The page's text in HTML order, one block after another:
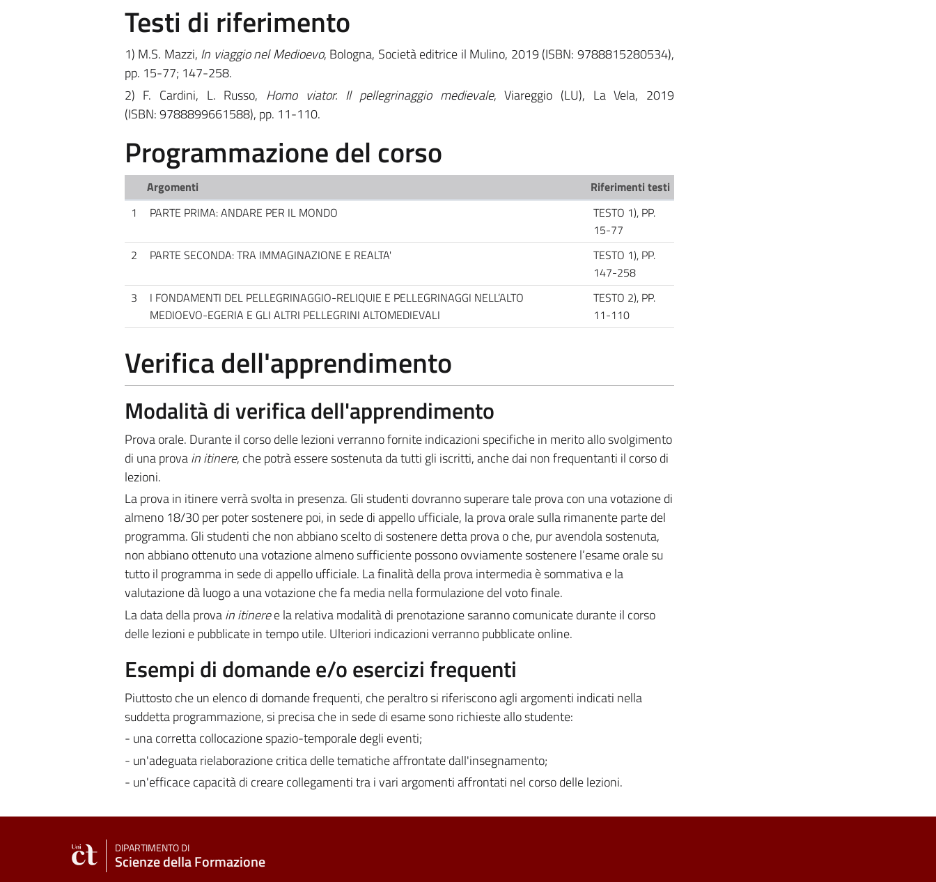
Testi di riferimento
1) M.S. Mazzi, In viaggio nel Medioevo, Bologna, Società editrice il Mulino, 2019 (ISBN: 9788815280534),
pp. 15-77; 147-258.
2) F. Cardini, L. Russo, Homo viator. Il pellegrinaggio medievale, Viareggio (LU), La Vela, 2019
(ISBN: 9788899661588), pp. 11-110.
Programmazione del corso
Argomenti
Riferimenti testi
1
PARTE PRIMA: ANDARE PER IL MONDO
TESTO 1), PP.
15-77
2
PARTE SECONDA: TRA IMMAGINAZIONE E REALTA'
TESTO 1), PP.
147-258
3
I FONDAMENTI DEL PELLEGRINAGGIO-RELIQUIE E PELLEGRINAGGI NELL’ALTO
MEDIOEVO-EGERIA E GLI ALTRI PELLEGRINI ALTOMEDIEVALI
TESTO 2), PP.
11-110
Verifica dell'apprendimento
Modalità di verifica dell'apprendimento
Prova orale. Durante il corso delle lezioni verranno fornite indicazioni specifiche in merito allo svolgimento
di una provain itinere, che potrà essere sostenuta da tutti gli iscritti, anche dai non frequentanti il corso di
lezioni.
La prova in itinere verrà svolta in presenza. Gli studenti dovranno superare tale prova con una votazione di
almeno 18/30 per poter sostenere poi, in sede di appello ufficiale, la prova orale sulla rimanente parte del
programma. Gli studenti che non abbiano scelto di sostenere detta prova o che, pur avendola sostenuta,
non abbiano ottenuto una votazione almeno sufficiente possono ovviamente sostenere l’esame orale su
tutto il programma in sede di appello ufficiale. La finalità della prova intermedia è sommativa e la
valutazione dà luogo a una votazione che fa media nella formulazione del voto finale.
La data della provain itineree la relativa modalità di prenotazione saranno comunicate durante il corso
delle lezioni e pubblicate in tempo utile. Ulteriori indicazioni verranno pubblicate online.
Esempi di domande e/o esercizi frequenti
Piuttosto che un elenco di domande frequenti, che peraltro si riferiscono agli argomenti indicati nella
suddetta programmazione, si precisa che in sede di esame sono richieste allo studente:
- una corretta collocazione spazio-temporale degli eventi;
- un'adeguata rielaborazione critica delle tematiche affrontate dall'insegnamento;
- un'efficace capacità di creare collegamenti tra i vari argomenti affrontati nel corso delle lezioni.
DIPARTIMENTO DI
Scienze della Formazione